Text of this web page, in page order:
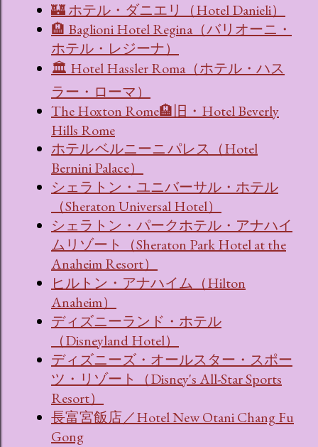
🏰 ホテル・ダニエリ（Hotel Danieli）
🏨 Baglioni Hotel Regina（バリオーニ・
ホテル・レジーナ）
🏛 Hotel Hassler Roma（ホテル・ハス
ラー・ローマ）
The Hoxton Rome🏨旧・Hotel Beverly
Hills Rome
ホテル ベルニーニ パレス（Hotel
Bernini Palace）
シェラトン・ユニバーサル・ホテル
（Sheraton Universal Hotel）
シェラトン・パークホテル・アナハイ
ムリゾート（Sheraton Park Hotel at the
Anaheim Resort）
ヒルトン・アナハイム（Hilton
Anaheim）
ディズニーランド・ホテル
（Disneyland Hotel）
ディズニーズ・オールスター・スポー
ツ・リゾート（Disney's All-Star Sports
Resort）
長富宮飯店／Hotel New Otani Chang Fu
Gong